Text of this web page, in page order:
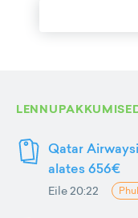
Qatar
alates 656€
Eile 20:22